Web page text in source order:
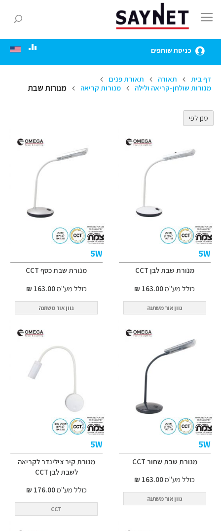
to
Content
כניסת שותפים
דף בית תאורה
תאורת פנים
מנורות שולחן-קריאה ולילה
מנורות קריאה מנורות שבת
5W
מנורת שבת לבן CCT
כולל מע"מ163.00 ₪
גוון אור משתנה
5W
מנורת שבת כסף CCT
כולל מע"מ163.00 ₪
גוון אור משתנה
5W
מנורת שבת שחור CCT
כולל מע"מ163.00 ₪
גוון אור משתנה
5W
מנורת קיר צילינדר לקריאה
לשבת לבן CCT
כולל מע"מ176.00 ₪
CCT
סנן לפי